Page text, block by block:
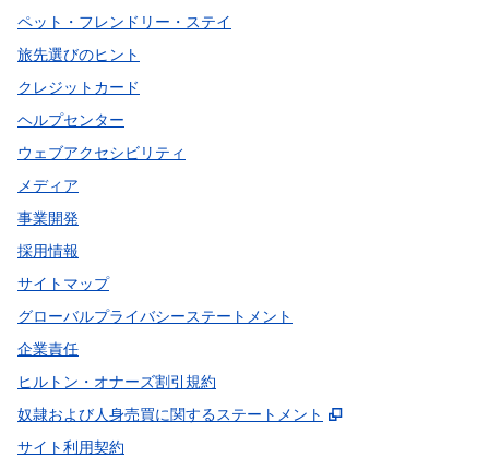
ペット・フレンドリー・ステイ
旅先選びのヒント
クレジットカード
ヘルプセンター
ウェブアクセシビリティ
メディア
事業開発
採用情報
サイトマップ
グローバルプライバシーステートメント
企業責任
ヒルトン・オナーズ割引規約
奴隷および人身売買に関するステートメント
,
サイト利用契約